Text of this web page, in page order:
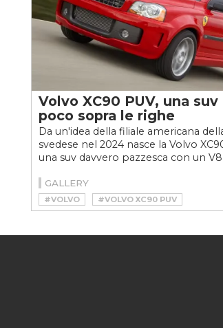
Volvo XC90 PUV, una suv
poco sopra le righe
Da un'idea della filiale americana
svedese nel 2024 nasce la Volvo
una suv davvero pazzesca con un
GALLERY
#VOLVO #VOLVO XC90 PUV